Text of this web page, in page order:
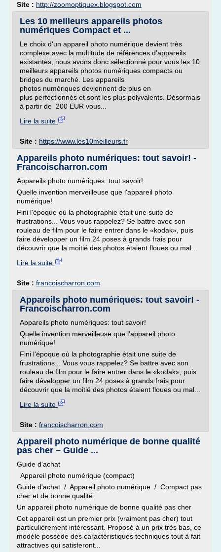
Site : http://zoomoptiquex.blogspot.com
Les 10 meilleurs appareils photos
numériques Compact et ...
Le choix d'un appareil photo numérique devient très
complexe avec la multitude de références d'appareils
existantes, nous avons donc sélectionné pour vous les 10
meilleurs appareils photos numériques compacts ou
bridges du marché. Les appareils
photos numériques deviennent de plus en
plus perfectionnés et sont les plus polyvalents. Désormais
à partir de 200 EUR vous...
Lire la suite
Site : https://www.les10meilleurs.fr
Appareils photo numériques: tout savoir! -
Francoischarron.com
Appareils photo numériques: tout savoir!
Quelle invention merveilleuse que l'appareil photo
numérique!
Fini l'époque où la photographie était une suite de
frustrations... Vous vous rappelez? Se battre avec son
rouleau de film pour le faire entrer dans le «kodak», puis
faire développer un film 24 poses à grands frais pour
découvrir que la moitié des photos étaient floues ou mal...
Lire la suite
Site : francoischarron.com
Appareils photo numériques: tout savoir! -
Francoischarron.com
Appareils photo numériques: tout savoir!
Quelle invention merveilleuse que l'appareil photo
numérique!
Fini l'époque où la photographie était une suite de
frustrations... Vous vous rappelez? Se battre avec son
rouleau de film pour le faire entrer dans le «kodak», puis
faire développer un film 24 poses à grands frais pour
découvrir que la moitié des photos étaient floues ou mal...
Lire la suite
Site : francoischarron.com
Appareil photo numérique de bonne qualité
pas cher – Guide ...
Guide d'achat
Appareil photo numérique (compact)
Guide d'achat / Appareil photo numérique / Compact pas
cher et de bonne qualité
Un appareil photo numérique de bonne qualité pas cher
Cet appareil est un premier prix (vraiment pas cher) tout
particulièrement intéressant. Proposé à un prix très bas, ce
modèle possède des caractéristiques techniques tout à fait
attractives qui satisferont...